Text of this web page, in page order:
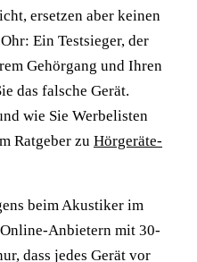
ersetzen aber keinen
Ein Testsieger, der
Gehörgang und Ihren
das falsche Gerät.
wie Sie Werbelisten
Ratgeber zu Hörgeräte-
beim Akustiker im
Anbietern mit 30-
dass jedes Gerät vor